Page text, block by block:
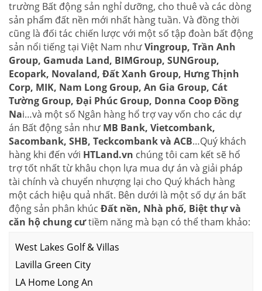
trường Bất động sản nghỉ dưỡng, cho thuê và các dòng
sản phẩm đất nền mới nhất hàng tuần. Và đồng thời
cũng là đối tác chiến lược với một số tập đoàn bất động
sản nổi tiếng tại Việt Nam nhưVingroup, Trần Anh
Group, Gamuda Land, BIMGroup, SUNGroup,
Ecopark, Novaland, Đất Xanh Group, Hưng Thịnh
Corp, MIK, Nam Long Group, An Gia Group, Cát
Tường Group, Đại Phúc Group, Donna Coop Đồng
Nai…và một số Ngân hàng hổ trợ vay vốn cho các dự
án Bất động sản như MB Bank, Vietcombank,
Sacombank, SHB, Teckcombank và ACB…Quý khách
hàng khi đến với HTLand.vn chúng tôi cam kết sẽ hổ
trợ tốt nhất từ khâu chọn lựa mua dự án và giải pháp
tài chính và chuyển nhượng lại cho Quý khách hàng
một cách hiệu quả nhất. Bên dưới là một số dự án bất
động sản phân khúc Đất nền, Nhà phố, Biệt thự và
căn hộ chung cưtiềm năng mà bạn có thể tham khảo:
West Lakes Golf & Villas
Lavilla Green City
LA Home Long An